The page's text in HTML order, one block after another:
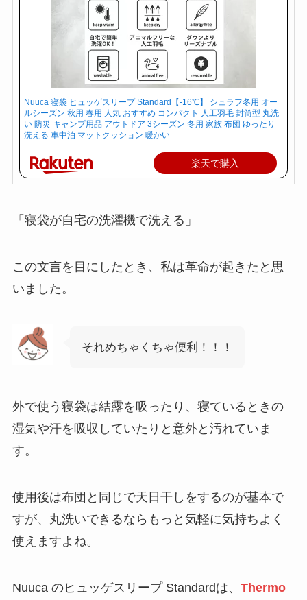
Nuuca 寝袋 ヒュッゲスリープ Standard【-16℃】 シュラフ冬用 オー
ルシーズン 秋用 春用 人気 おすすめ コンパクト 人工羽毛 封筒型 丸洗
い 防災 キャンプ用品 アウトドア 3シーズン 冬用 家族 布団 ゆったり
洗える 車中泊 マットクッション 暖かい
楽天で購入
「寝袋が自宅の洗濯機で洗える」
この文言を目にしたとき、私は革命が起きたと思
いました。
それめちゃくちゃ便利！！！
外で使う寝袋は結露を吸ったり、寝ているときの
湿気や汗を吸収していたりと意外と汚れていま
す。
使用後は布団と同じで天日干しをするのが基本で
すが、丸洗いできるならもっと気軽に気持ちよく
使えますよね。
Nuuca のヒュッゲスリープ Standardは、 Thermo